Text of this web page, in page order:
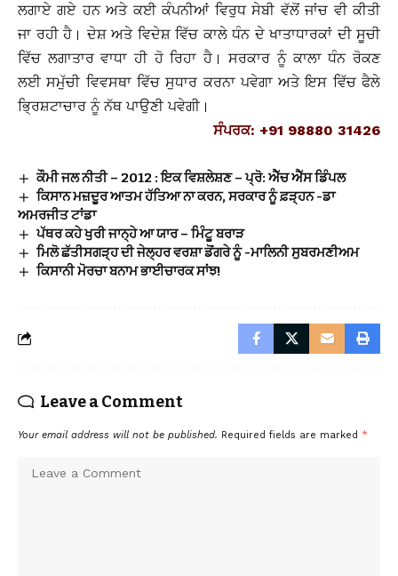
ਲਗਾਏ ਗਏ ਹਨ ਅਤੇ ਕਈ ਕੰਪਨੀਆਂ ਵਿਰੁਧ ਸੇਬੀ ਵੱਲੋਂ ਜਾਂਚ ਵੀ ਕੀਤੀ
ਜਾ ਰਹੀ ਹੈ। ਦੇਸ਼ ਅਤੇ ਵਿਦੇਸ਼ ਵਿੱਚ ਕਾਲੇ ਧੰਨ ਦੇ ਖਾਤਾਧਾਰਕਾਂ ਦੀ ਸੂਚੀ
ਵਿੱਚ ਲਗਾਤਾਰ ਵਾਧਾ ਹੀ ਹੋ ਰਿਹਾ ਹੈ। ਸਰਕਾਰ ਨੂੰ ਕਾਲਾ ਧੰਨ ਰੋਕਣ
ਲਈ ਸਮੁੱਚੀ ਵਿਵਸਥਾ ਵਿੱਚ ਸੁਧਾਰ ਕਰਨਾ ਪਵੇਗਾ ਅਤੇ ਇਸ ਵਿੱਚ ਫੈਲੇ
ਭਿ੍ਰਸ਼ਟਾਚਾਰ ਨੂੰ ਨੱਥ ਪਾਉਣੀ ਪਵੇਗੀ।
ਸੰਪਰਕ: +91 98880 31426
ਕੌਮੀ ਜਲ ਨੀਤੀ – 2012 : ਇਕ ਵਿਸ਼ਲੇਸ਼ਣ – ਪ੍ਰੋ: ਐੱਚ ਐੱਸ ਡਿੰਪਲ
ਕਿਸਾਨ ਮਜ਼ਦੂਰ ਆਤਮ ਹੱਤਿਆ ਨਾ ਕਰਨ, ਸਰਕਾਰ ਨੂੰ ਫ਼ੜ੍ਹਨ -ਡਾ
ਅਮਰਜੀਤ ਟਾਂਡਾ
ਪੱਥਰ ਕਹੇ ਖੁਰੀ ਜਾਨ੍ਹੇ ਆ ਯਾਰ – ਮਿੰਟੂ ਬਰਾੜ
ਮਿਲੋ ਛੱਤੀਸਗੜ੍ਹ ਦੀ ਜੇਲ੍ਹਰ ਵਰਸ਼ਾ ਡੋਂਗਰੇ ਨੂੰ -ਮਾਲਿਨੀ ਸੁਬਰਮਣੀਅਮ
ਕਿਸਾਨੀ ਮੋਰਚਾ ਬਨਾਮ ਭਾਈਚਾਰਕ ਸਾਂਝ!
Leave a Comment
Your email address will not be published. Required fields are marked *